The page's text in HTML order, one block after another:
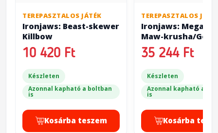
TEREPASZTALOS JÁTÉK
Ironjaws: Beast-skewer
Killbow
10 420 Ft
Készleten
Azonnal kapható a boltban
is
Kosárba teszem
TEREPASZTALOS
Ironjaws:
Maw-krusha/
35 244 Ft
Készleten
Azonnal kapható a
is
Kosárba